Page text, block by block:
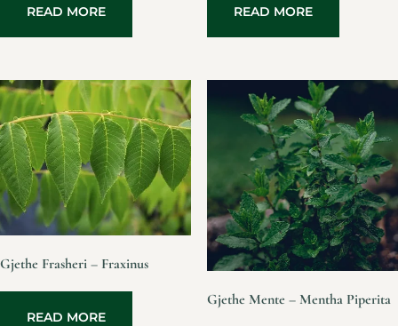
READ MORE READ MORE
Gjethe Frasheri – Fraxinus
READ MORE
Gjethe Mente – Mentha Piperita